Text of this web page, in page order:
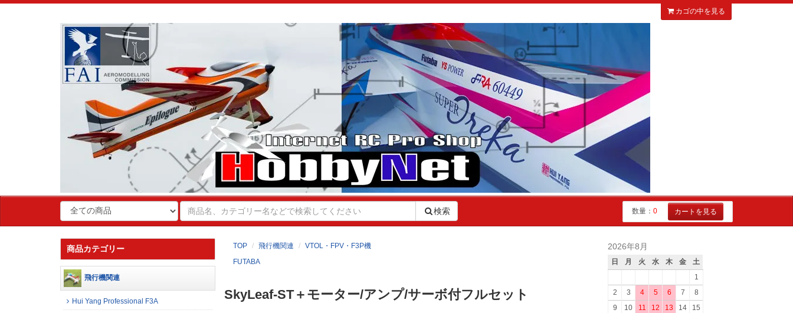
カゴの中を見る
検索 数量： 0 カートを見る
TOP 飛行機関連
VTOL・FPV・F3P機
FUTABA
SkyLeaf-ST＋モーター/アンプ/サーボ付フルセット
商品カテゴリー
飛行機関連
Hui Yang Professional F3A
2026年8月
日 月 火 水 木 金
土
1
2
3 4 5 6 7
8
9
10 11 12 13 14
15